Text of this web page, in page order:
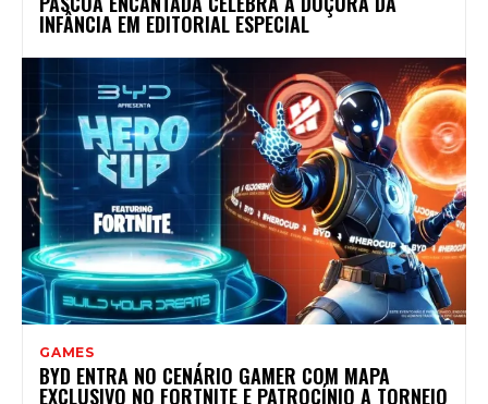
INFÂNCIA EM EDITORIAL ESPECIAL
GAMES
BYD ENTRA NO CENÁRIO GAMER COM MAPA
EXCLUSIVO NO FORTNITE E PATROCÍNIO A TORNEIO